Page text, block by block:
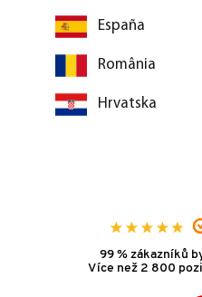
España
România
Hrvatska
99 % zákazníků
Více než 2 800